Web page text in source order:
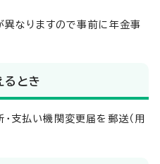
異なりますので事前に年金事
るとき
支払い機関変更届を郵送（用